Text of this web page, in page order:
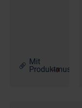
Mit
Produktmustern